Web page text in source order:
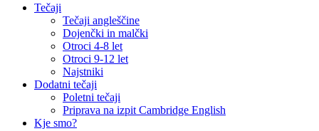
Tečaji
Tečaji angleščine
Dojenčki in malčki
Otroci 4-8 let
Otroci 9-12 let
Najstniki
Dodatni tečaji
Poletni tečaji
Priprava na izpit Cambridge English
Kje smo?